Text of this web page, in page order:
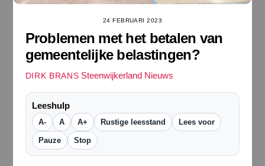
24 FEBRUARI 2023
Problemen met het betalen van
gemeentelijke belastingen?
DIRK BRANS Steenwijkerland Nieuws
Leeshulp
A- A A+ Rustige leesstand Lees voor
Pauze Stop